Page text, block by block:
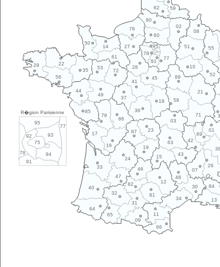
R�gion Parisienne
77
78
91
95
93
75
94
92
10
11
12
13
14
15
16
17
18
19
21
22
23
24
26
27
28
29
30
31
32
33
34
35
36
37
40
41
42
43
44
45
46
47
48
49
50
51
52
53
55
56
58
59
60
61
62
63
64
65
66
69
01
02
03
07
08
09
71
72
76
77
78
79
80
81
82 84
85
86
87
89
91
95